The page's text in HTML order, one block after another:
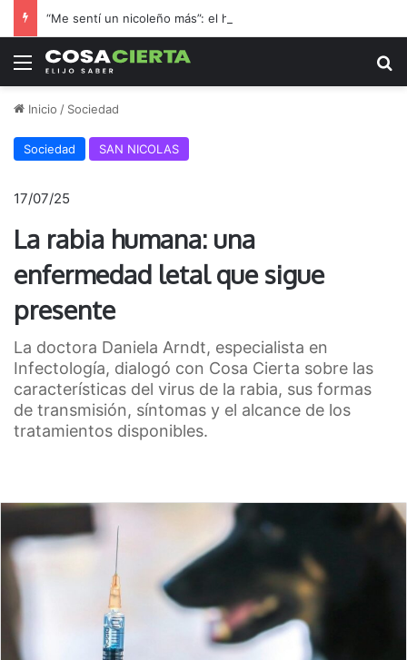
Menú
Inicio / Sociedad
Sociedad SAN NICOLAS
17/07/25
La rabia humana: una
enfermedad letal que sigue
presente
La doctora Daniela Arndt, especialista en
Infectología, dialogó con Cosa Cierta sobre las
características del virus de la rabia, sus formas
de transmisión, síntomas y el alcance de los
tratamientos disponibles.